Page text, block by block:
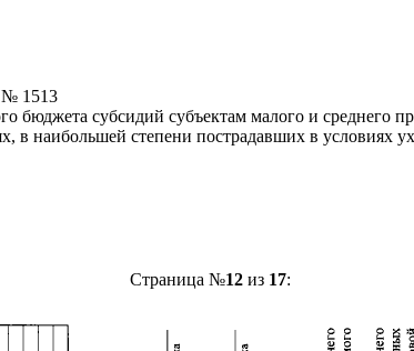
№ 1513
бюджета субсидий субъектам малого и среднего
наибольшей степени пострадавших в условиях
Страница №12из 17: